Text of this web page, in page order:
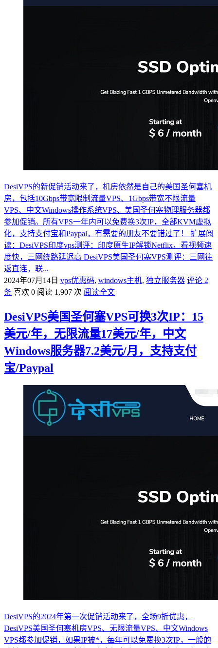
DesiVPS的新促销活动来了，机房依然是自己的美国圣何塞机
房，包括10Gbps带宽限制流量VPS、1Gbps带宽不限流量
VPS、中文Windows操作系统VPS、美国圣何塞物理服务器都
参加促销。所有VPS一年内可以免费换3次IP，全部KVM虚拟
化，支持支付宝和Paypal，有需要的朋友不要错过了！ 扩展阅
读：DesiVPS印度vps测评：印度原生IP解锁Netflix，看视频速
度快，三网绕路延迟高 DesiVPS美国圣何塞VPS测评：三网往
返直连，联...
2024年07月14日 vps优惠码, windows主机, 独立服务器 评论 2
条 喜欢 0 阅读 1,907 次 阅读全文
DesiVPS美国圣何塞VPS可换3次IP：15
美元/年，无限流量17美元/年，中文
Windows服务器7.2美元/月，支持支付
宝/Paypal
DesiVPS的2024年第一次促销活动来了，全场9折优惠，
DesiVPS美国圣何塞机房VPS、无限流量VPS、中文Windows
VPS都参加促销，如果IP被*，每年可以免费换3次IP，一般的